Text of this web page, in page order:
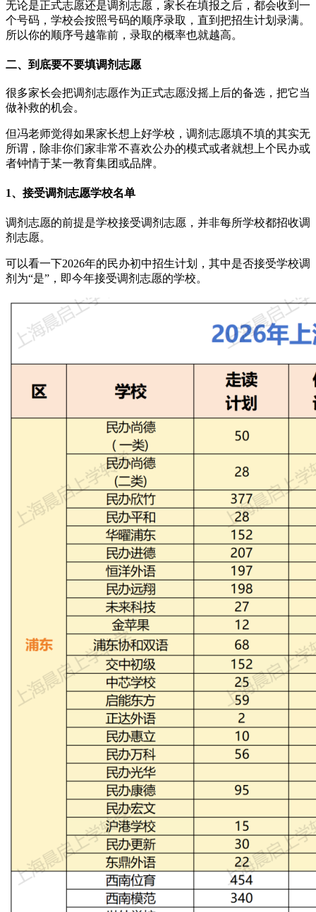
无论是正式志愿还是调剂志愿，家长在填报之后，都会收到一
个号码，学校会按照号码的顺序录取，直到把招生计划录满。
所以你的顺序号越靠前，录取的概率也就越高。
二、到底要不要填调剂志愿
很多家长会把调剂志愿作为正式志愿没摇上后的备选，把它当
做补救的机会。
但冯老师觉得如果家长想上好学校，调剂志愿填不填的其实无
所谓，除非你们家非常不喜欢公办的模式或者就想上个民办或
者钟情于某一教育集团或品牌。
1、接受调剂志愿学校名单
调剂志愿的前提是学校接受调剂志愿，并非每所学校都招收调
剂志愿。
可以看一下2026年的民办初中招生计划，其中是否接受学校调
剂为“是”，即今年接受调剂志愿的学校。